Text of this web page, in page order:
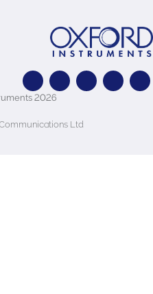
2026
Ltd